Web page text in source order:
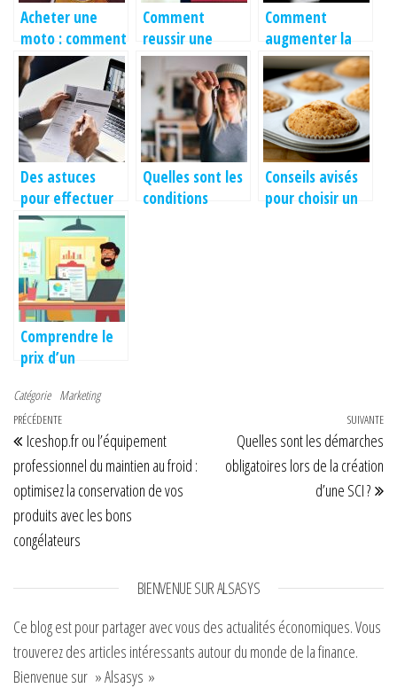
Acheter une
moto : comment
ne pas avoir
trop de frais ?
Comment
reussir une
animation
marketing ?
Comment
augmenter la
visibilite de
votre
plateforme
grace au
referencement
naturel ?
Des astuces
pour effectuer
une bonne
selection de
candidats lors
d’un
recrutement
Quelles sont les
conditions
Conseils avisés
pour choisir un
Comprendre le
prix d’un
pour un projet
sur mesure
Catégorie Marketing
Navigation de l’article
Article précédent
PRÉCÉDENTE
Iceshop.fr ou l’équipement
professionnel du maintien au froid :
optimisez la conservation de vos
produits avec les bons
congélateurs
SUIVANTE
Quelles sont les démarches
obligatoires lors de la création
d’une SCI ?
BIENVENUE SUR ALSASYS
Ce blog est pour partager avec vous des actualités économiques. Vous
trouverez des articles intéressants autour du monde de la finance.
Bienvenue sur » Alsasys »